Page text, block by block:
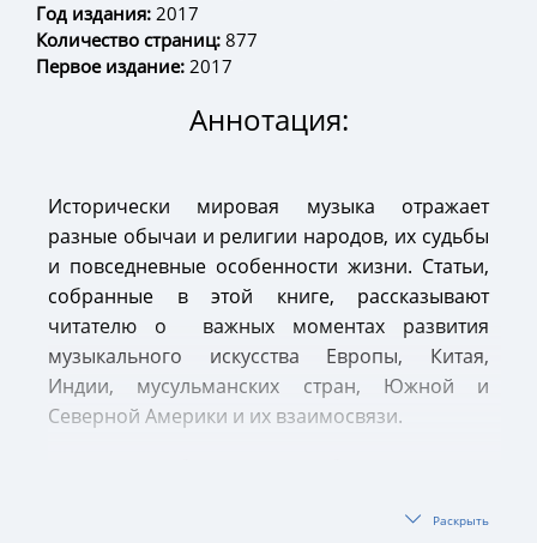
Год издания: 2017
Количество страниц: 877
Первое издание: 2017
Аннотация:
Исторически мировая музыка отражает
разные обычаи и религии народов, их судьбы
и повседневные особенности жизни. Статьи,
собранные в этой книге, рассказывают
читателю о важных моментах развития
музыкального искусства Европы, Китая,
Индии, мусульманских стран, Южной и
Северной Америки и их взаимосвязи.
сегодня родоначальниками как классической,
Раскрыть